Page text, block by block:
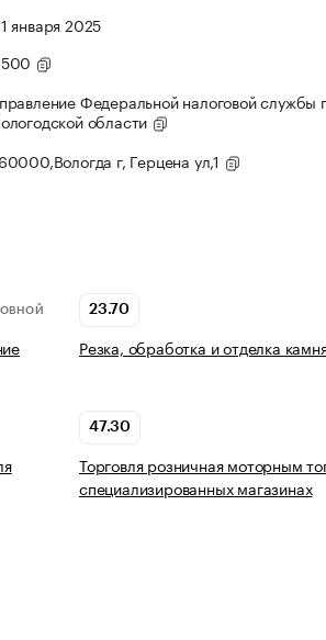
января 2025
Федеральной налоговой службы
области
г, Герцена ул,1
23.70
Резка, обработка и отделка
47.30
Торговля розничная моторным
специализированных магазинах